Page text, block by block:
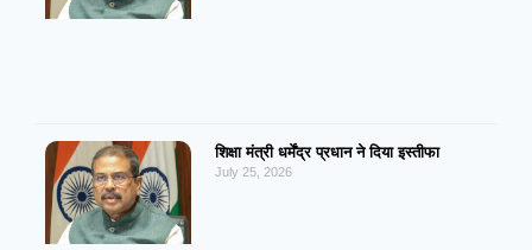
शिक्षा मंत्री धर्मेंद्र प्रधान ने दिया इस्तीफा
July 25, 2026